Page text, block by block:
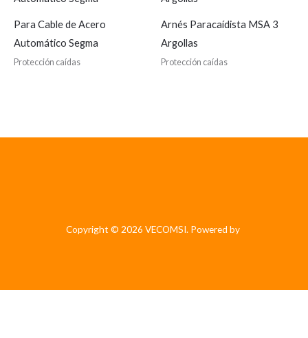
Para Cable de Acero
Automático Segma
Protección caídas
Arnés Paracaídista MSA 3
Argollas
Protección caídas
Copyright © 2026 VECOMSI. Powered by